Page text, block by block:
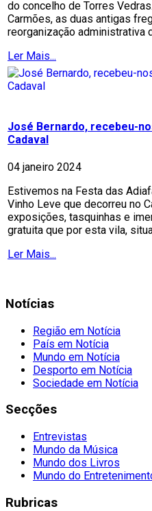
do concelho de Torres
Carmões, as duas antigas
reorganização administrativa
Ler Mais...
José Bernardo, recebeu-
Cadaval
04 janeiro 2024
Estivemos na Festa das
Vinho Leve que decorreu no
exposições, tasquinhas e
gratuita que por esta vila,
Ler Mais...
Notícias
Região em Notícia
País em Notícia
Mundo em Notícia
Desporto em Notícia
Sociedade em Notícia
Secções
Entrevistas
Mundo da Música
Mundo dos Livros
Mundo do
Rubricas